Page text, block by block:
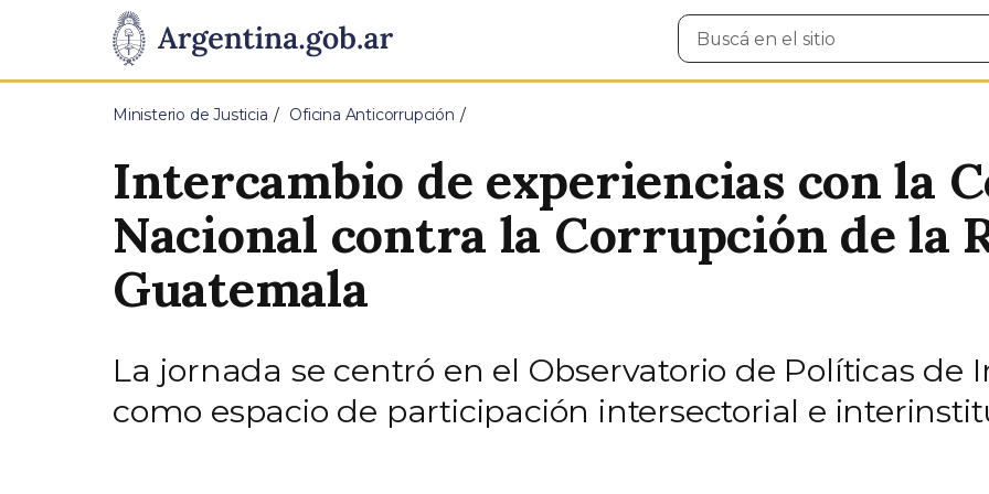
Presidencia
de
Pasar al contenido principal
Buscar
en
Ministerio de Justicia Oficina Anticorrupción
Intercambio de experiencias con la
Nacional contra la Corrupción de la
Guatemala
La jornada se centró en el Observatorio de Políticas de
como espacio de participación intersectorial e